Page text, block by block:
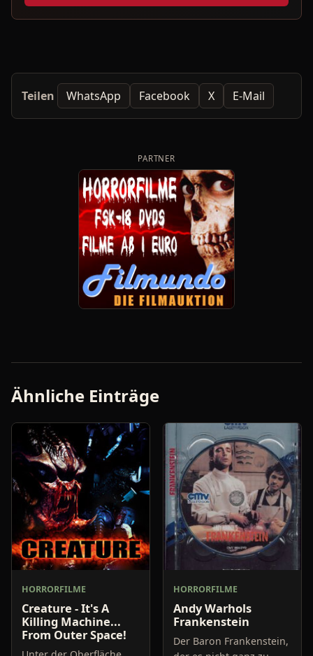
Teilen WhatsApp Facebook X E-Mail
PARTNER
Ähnliche Einträge
HORRORFILME
Creature - It's A
Killing Machine...
From Outer Space!
HORRORFILME
Andy Warhols
Frankenstein
Der Baron Frankenstein,